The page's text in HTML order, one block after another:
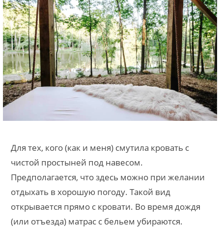
Для тех, кого (как и меня) смутила кровать с
чистой простыней под навесом.
Предполагается, что здесь можно при желании
отдыхать в хорошую погоду. Такой вид
открывается прямо с кровати. Во время дождя
(или отъезда) матрас с бельем убираются.